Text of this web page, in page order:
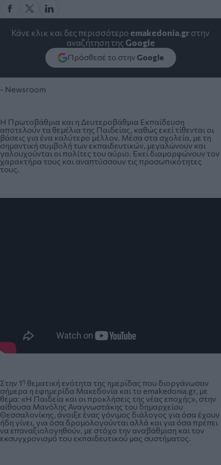
Κάνε κλικ και δες περισσότερο emakedonia.grστην
αναζήτηση της Google
Πρόσθεσέ το στην Google
- Newsroom
Η Πρωτοβάθμια και η Δευτεροβάθμια Eκπαίδευση
αποτελούν τα θεμέλια της Παιδείας, καθώς εκεί τίθενται οι
βάσεις για ένα καλύτερο μέλλον. Μέσα στα σχολεία, με τη
σημαντική συμβολή των εκπαιδευτικών, μεγαλώνουν και
γαλουχούνται οι πολίτες του αύριο. Εκεί διαμορφώνουν τον
χαρακτήρα τους και αναπτύσσουν τις προσωπικότητες
τους.
Στην 1 η θεματική ενότητα της ημερίδας που διοργάνωσαν
σήμερα η εφημερίδα Μακεδονία και το emakedonia.gr, με
θέμα: «Η Παιδεία και οι προκλήσεις της νέας εποχής», στην
αίθουσα Μανόλης Αναγνωστάκης του δημαρχείου
Θεσσαλονίκης, άνοιξε ένας γόνιμος διάλογος για όσα έχουν
ήδη γίνει, για όσα δρομολογούνται αλλά και για όσα πρέπει
να επαναξιολογηθούν, με στόχο την αναβάθμιση και τον
εκσυγχρονισμό του εκπαιδευτικού μας συστήματος.